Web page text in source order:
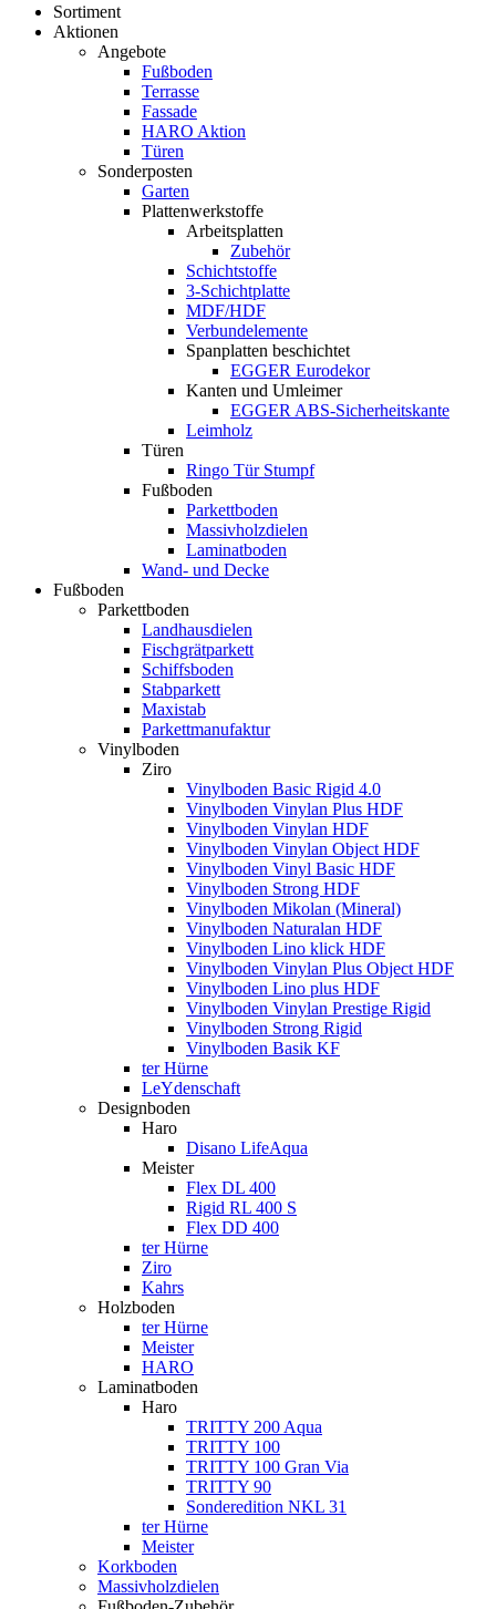
Sortiment
Aktionen
Angebote
Fußboden
Terrasse
Fassade
HARO Aktion
Türen
Sonderposten
Garten
Plattenwerkstoffe
Arbeitsplatten
Zubehör
Schichtstoffe
3-Schichtplatte
MDF/HDF
Verbundelemente
Spanplatten beschichtet
EGGER Eurodekor
Kanten und Umleimer
EGGER ABS-Sicherheitskante
Leimholz
Türen
Ringo Tür Stumpf
Fußboden
Parkettboden
Massivholzdielen
Laminatboden
Wand- und Decke
Fußboden
Parkettboden
Landhausdielen
Fischgrätparkett
Schiffsboden
Stabparkett
Maxistab
Parkettmanufaktur
Vinylboden
Ziro
Vinylboden Basic Rigid 4.0
Vinylboden Vinylan Plus HDF
Vinylboden Vinylan HDF
Vinylboden Vinylan Object HDF
Vinylboden Vinyl Basic HDF
Vinylboden Strong HDF
Vinylboden Mikolan (Mineral)
Vinylboden Naturalan HDF
Vinylboden Lino klick HDF
Vinylboden Vinylan Plus Object HDF
Vinylboden Lino plus HDF
Vinylboden Vinylan Prestige Rigid
Vinylboden Strong Rigid
Vinylboden Basik KF
ter Hürne
LeYdenschaft
Designboden
Haro
Disano LifeAqua
Meister
Flex DL 400
Rigid RL 400 S
Flex DD 400
ter Hürne
Ziro
Kahrs
Holzboden
ter Hürne
Meister
HARO
Laminatboden
Haro
TRITTY 200 Aqua
TRITTY 100
TRITTY 100 Gran Via
TRITTY 90
Sonderedition NKL 31
ter Hürne
Meister
Korkboden
Massivholzdielen